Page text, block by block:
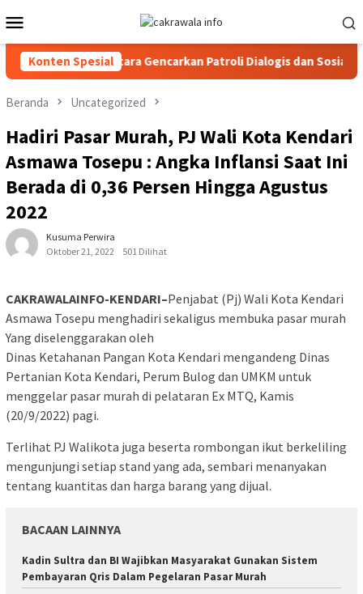
ke
kontenMobile
Konten Spesial
Toraja Utara Gencarkan Patroli Dialogis dan Sosialisasi
Beranda Uncategorized
Hadiri Pasar Murah, PJ Wali Kota Kendari
Asmawa Tosepu : Angka Inflansi Saat Ini
Berada di 0,36 Persen Hingga Agustus
2022
Kusuma Perwira
Oktober 21, 2022
501 Dilihat
CAKRAWALAINFO-KENDARI–Penjabat (Pj) Wali Kota Kendari
Asmawa Tosepu menghadiri sekaligus membuka pasar murah
Yang diselenggarakan oleh
Dinas Ketahanan Pangan Kota Kendari mengandeng Dinas
Pertanian Kota Kendari, Perum Bulog dan UMKM untuk
menggelar pasar murah di pelataran Ex MTQ, Kamis
(20/9/2022) pagi.
Terlihat PJ Walikota juga beserta rombongan ikut berkeliling
mengunjungi setiap stand yang ada, sembari menanyakan
tentang kuantitas dan harga barang yang dijual.
BACAAN LAINNYA
Kadin Sultra dan BI Wajibkan Masyarakat Gunakan Sistem
Pembayaran Qris Dalam Pegelaran Pasar Murah